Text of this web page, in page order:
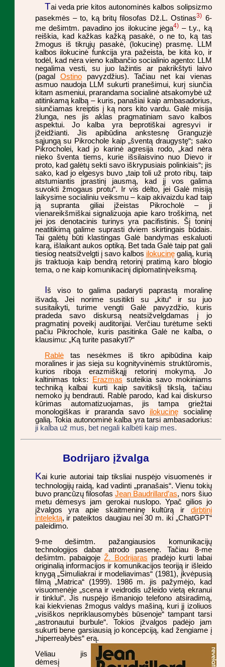
Tai veda prie kitos autonominės kalbos solipsizmo
pasekmės – to, ką britų filosofas Dž.L. Ostinas3) 6-
me dešimtm. pavadino jos ilokucine jėga4)– t.y., ką
reiškia, kad kažkas kažką pasakė, o ne to, ką tas
žmogus iš tikrųjų pasakė, (lokucinę) prasmę. LLM
kalbos ilokucinė funkcija yra pažeista, be kita ko, ir
todėl, kad nėra vieno kalbančio socialinio agento: LLM
negalima vesti, su juo lažintis ar pakrikštyti laivo
(pagal Ostinopavyzdžius). Tačiau net kai vienas
asmuo naudoja LLM sukurti pranešimui, kurį siunčia
kitam asmeniui, prarandama socialinė atsakomybė už
atitinkamą kalbą – kuris, panašiai kaip ambasadorius,
siunčiamas kreiptis į ką nors kito vardu. Galė misija
žlunga, nes jis aklas pragmatiniam savo kalbos
aspektui. Jo kalba yra beprotiškai agresyvi ir
įžeidžianti. Jis apibūdina ankstesnę Granguzjė
sąjungą su Pikrochole kaip „šventą draugystę“; sako
Pikrocholei, kad jo karinė agresija rodo, „kad nėra
nieko šventa tiems, kurie išsilaisvino nuo Dievo ir
proto, kad galėtų sekti savo iškrypusiais polinkiais“; jis
sako, kad jo elgesys buvo „taip toli už proto ribų, taip
atstumiantis įprastinį jausmą, kad jį vos galima
suvokti žmogaus protu“. Ir vis dėlto, jei Galė misiją
laikysime socialiniu veiksmu – kaip akivaizdu kad taip
ją supranta giliai įžeistas Pikrocholė – ji
vienareikšmiškai signalizuoja apie karo troškimą, net
jei jos denotacinis turinys yra pacifistinis. Šį toninį
neatitikimą galime suprasti dviem skirtingais būdais.
Tai galėtų būti klastingas Galė bandymas eskaluoti
karą, išlaikant aukos optiką. Bet tada Galė taip pat gali
tiesiog neatsižvelgti į savo kalbos ilokucinęgalią, kurią
jis traktuoja kaip bendrą retorinį pratimą karo blogio
tema, o ne kaip komunikacinį diplomatinįveiksmą.
Iš viso to galima padaryti paprastą moralinę
išvadą. Jei norime susitikti su „kitu“ ir su juo
susitaikyti, turime vengti Galė pavyzdžio, kuris
pradeda savo diskursą neatsižvelgdamas į jo
pragmatinį poveikį auditorijai. Verčiau turėtume sekti
pačiu Pikrochole, kuris pasitinka Galė ne kalba, o
klausimu: „Ką turite pasakyti?“
Rablėtas nesėkmes iš tikro apibūdina kaip
moralines ir jas sieja su kognityvinėmis struktūromis,
kurios riboja erazmiškąjį retorinį mokymą. Jo
kaltinimas toks:
Erazmas suteikia savo mokiniams
techniką kalbai kurti kaip savitikslį tikslą, tačiau
nemoko jų bendrauti. Rablė parodo, kad kai diskurso
kūrimas automatizuojamas, jis tampa griežtai
monologiškas ir praranda savo ilokucinęsocialinę
galią. Tokia autonominė kalba yra tarsi ambasadorius:
ji kalba už mus, bet negali kalbėti kaip mes.
Bodrijaro įžvalga
Kai kurie autoriai taip tiksliai nuspėjo visuomenės ir
technologijų raidą, kad vadinti „pranašais“. Vienu tokių
buvo prancūzų filosofasJean Baudrillard’as, nors šiuo
metu dėmesys jam gerokai nuslopo. Ypač gilios jo
įžvalgos yra apie skaitmeninę kultūrą ir dirbtinį
intelektą, ir pateiktos daugiau nei 30 m. iki „ChatGPT“
paleidimo.
9-me dešimtm. pažangiausios komunikacijų
technologijos dabar atrodo pasenę. Tačiau 8-me
dešimtm. pabaigojeŽ. Bodrijaras pradėjo kurti labai
originalią informacijos ir komunikacijos teoriją ir išleido
knygą „Simuliakrai ir modeliavimas“ (1981), įkvėpusią
filmą „Matrica“ (1999). 1986 m. jis pažymėjo, kad
visuomenėje „scena ir veidrodis užleido vietą ekranui
ir tinklui“. Jis nuspėjo išmaniojo telefono atsiradimą,
kai kiekvienas žmogus valdys mašiną, kuri jį izoliuos
„visiškos nepriklausomybės būsenoje“ tampant tarsi
„astronautui burbule“. Tokios įžvalgos padėjo jam
sukurti bene garsiausią jo koncepciją, kad žengiame į
„hiperrealybės“ erą.
Vėliau jis
dėmesį